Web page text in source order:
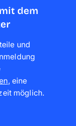
dem
und
, eine
möglich.